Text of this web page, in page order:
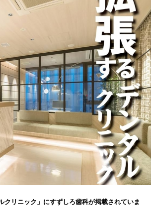
クリニック」にすずしろ歯科が掲載されていま